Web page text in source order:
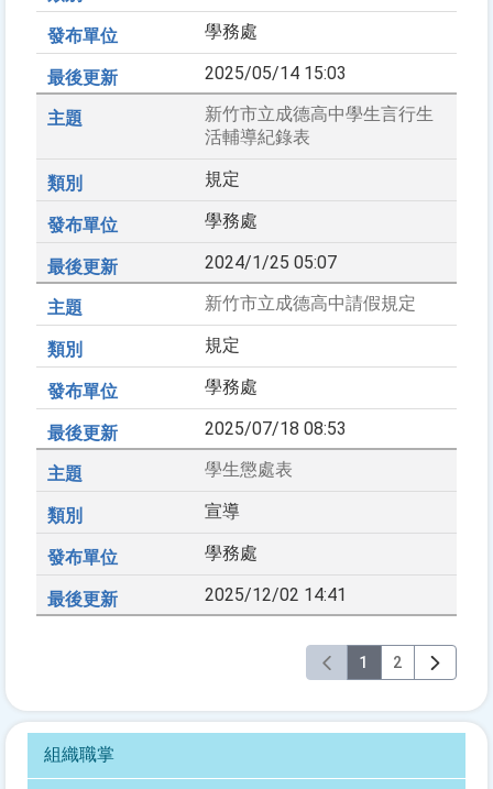
學務處
2025/05/14 15:03
新竹市立成德高中學生言行生
活輔導紀錄表
規定
學務處
2024/1/25 05:07
新竹市立成德高中請假規定
規定
學務處
2025/07/18 08:53
學生懲處表
宣導
學務處
2025/12/02 14:41
1 2
組織職掌